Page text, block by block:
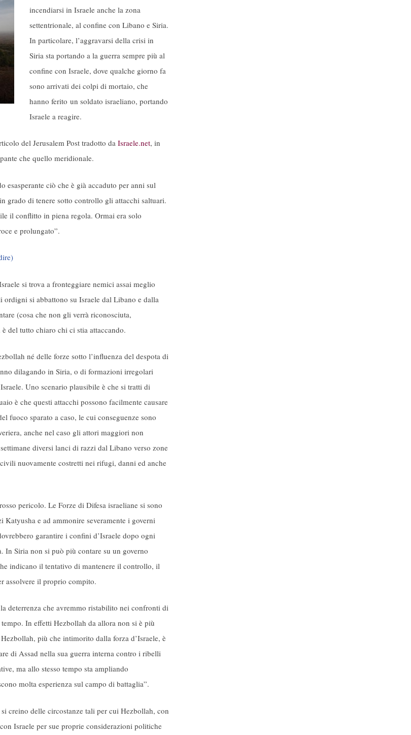
incendiarsi in Israele anche la zona
settentrionale, al confine con Libano e Siria.
In particolare, l’aggravarsi della crisi in
Siria sta portando a la guerra sempre più al
confine con Israele, dove qualche giorno fa
sono arrivati dei colpi di mortaio, che
hanno ferito un soldato israeliano, portando
Israele a reagire.
del Jerusalem Post tradotto daIsraele.net, in
che quello meridionale.
ciò che è già accaduto per anni sul
grado di tenere sotto controllo gli attacchi saltuari.
il conflitto in piena regola. Ormai era solo
e prolungato”.
si trova a fronteggiare nemici assai meglio
si abbattono su Israele dal Libano e dalla
(cosa che non gli verrà riconosciuta,
del tutto chiaro chi ci stia attaccando.
né delle forze sotto l’influenza del despota di
dilagando in Siria, o di formazioni irregolari
Uno scenario plausibile è che si tratti di
è che questi attacchi possono facilmente causare
fuoco sparato a caso, le cui conseguenze sono
anche nel caso gli attori maggiori non
diversi lanci di razzi dal Libano verso zone
nuovamente costretti nei rifugi, danni ed anche
pericolo. Le Forze di Difesa israeliane si sono
e ad ammonire severamente i governi
garantire i confini d’Israele dopo ogni
In Siria non si può più contare su un governo
indicano il tentativo di mantenere il controllo, il
assolvere il proprio compito.
deterrenza che avremmo ristabilito nei confronti di
In effetti Hezbollah da allora non si è più
più che intimorito dalla forza d’Israele, è
di Assad nella sua guerra interna contro i ribelli
ma allo stesso tempo sta ampliando
molta esperienza sul campo di battaglia”.
creino delle circostanze tali per cui Hezbollah, con
Israele per sue proprie considerazioni politiche